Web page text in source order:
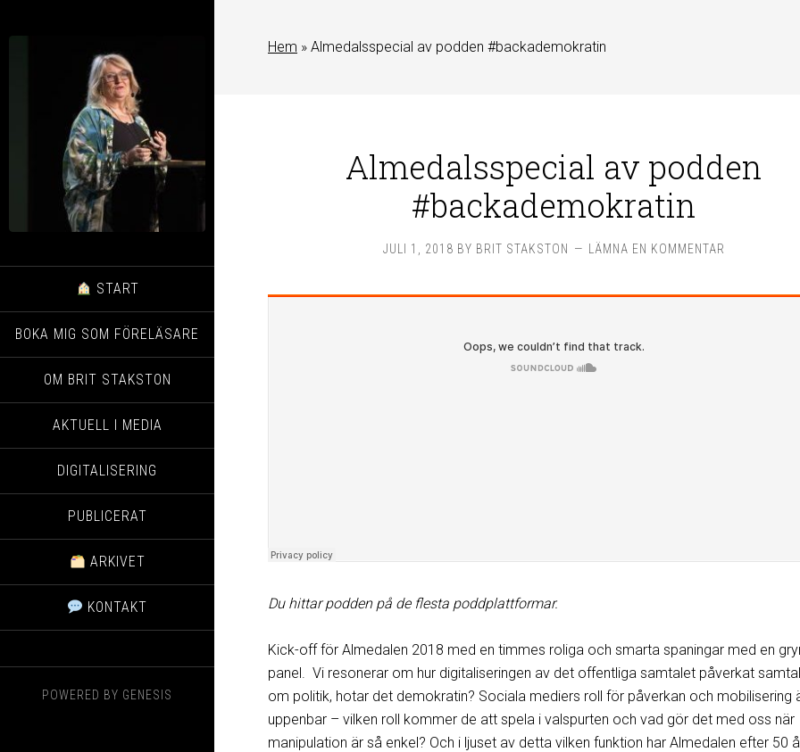
START
BOKA MIG SOM FÖRELÄSARE
OM BRIT STAKSTON
AKTUELL I MEDIA
DIGITALISERING
PUBLICERAT
ARKIVET
KONTAKT
POWERED BY GENESIS
Hem » Almedalsspecial av podden #backademokratin
Almedalsspecial av podden
#backademokratin
JULI 1, 2018 BY BRIT STAKSTON LÄMNA EN KOMMENTAR
Du hittar podden på de flesta poddplattformar.
Kick-off för Almedalen 2018 med en timmes roliga och smarta spaningar med en
panel. Vi resonerar om hur digitaliseringen av det offentliga samtalet påverkat
om politik, hotar det demokratin? Sociala mediers roll för påverkan och mobilisering
uppenbar – vilken roll kommer de att spela i valspurten och vad gör det med oss när
manipulation är så enkel? Och i ljuset av detta vilken funktion har Almedalen efter 50